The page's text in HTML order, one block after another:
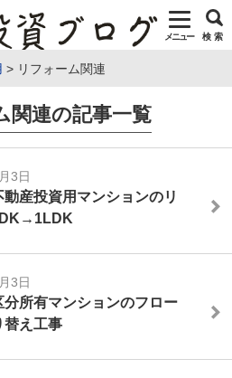
メニュー 検 索
リフォーム関連
関連の記事一覧
3日
産投資用マンションのリ
3日
分所有マンションのフロー
替え工事